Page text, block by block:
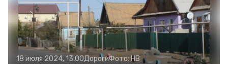
18 июля 2024, 13:00ДорогиФото: НВ